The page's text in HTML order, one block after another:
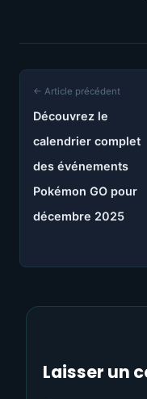
← Article précédent
Découvrez le
calendrier complet
des événements
Pokémon GO pour
décembre 2025
Laisser un